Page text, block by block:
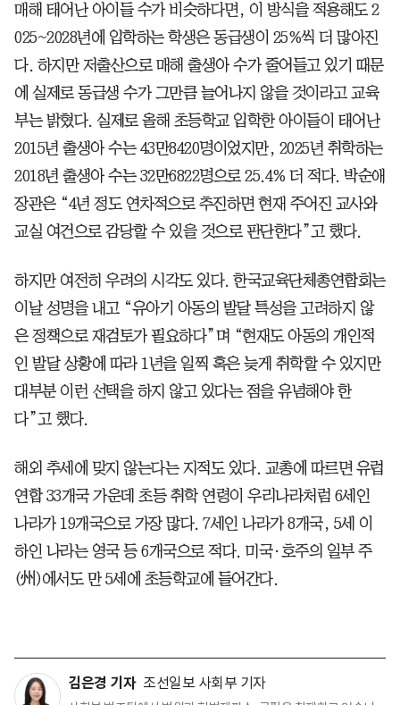
매해 태어난 아이들 수가 비슷하다면, 이 방식을 적용해도 2
025~2028년에 입학하는 학생은 동급생이 25%씩 더 많아진
다. 하지만 저출산으로 매해 출생아 수가 줄어들고 있기 때문
에 실제로 동급생 수가 그만큼 늘어나지 않을 것이라고 교육
부는 밝혔다. 실제로 올해 초등학교 입학한 아이들이 태어난
2015년 출생아 수는 43만8420명이었지만, 2025년 취학하는
2018년 출생아 수는 32만6822명으로 25.4% 더 적다. 박순애
장관은 “4년 정도 연차적으로 추진하면 현재 주어진 교사와
교실 여건으로 감당할 수 있을 것으로 판단한다”고 했다.
하지만 여전히 우려의 시각도 있다. 한국교육단체총연합회는
이날 성명을 내고 “유아기 아동의 발달 특성을 고려하지 않
은 정책으로 재검토가 필요하다”며 “현재도 아동의 개인적
인 발달 상황에 따라 1년을 일찍 혹은 늦게 취학할 수 있지만
대부분 이런 선택을 하지 않고 있다는 점을 유념해야 한
다”고 했다.
해외 추세에 맞지 않는다는 지적도 있다. 교총에 따르면 유럽
연합 33개국 가운데 초등 취학 연령이 우리나라처럼 6세인
나라가 19개국으로 가장 많다. 7세인 나라가 8개국, 5세 이
하인 나라는 영국 등 6개국으로 적다. 미국·호주의 일부 주
(州)에서도 만 5세에 초등학교에 들어간다.
김은경 기자 조선일보 사회부 기자